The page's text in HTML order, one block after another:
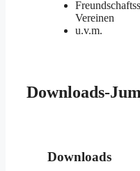
Vereinen
u.v.m.
Downloads-
Downloads